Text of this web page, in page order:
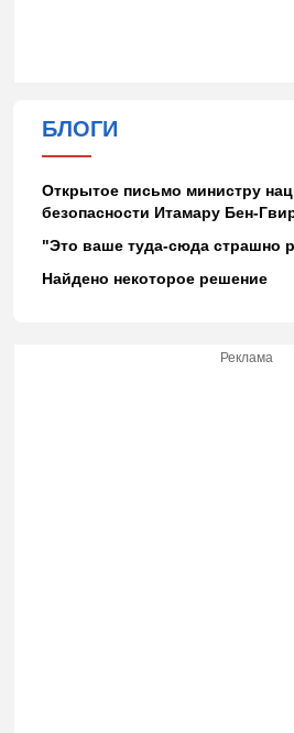
БЛОГИ
Открытое письмо министру
безопасности Итамару Бен-
"Это ваше туда-сюда страшно
Найдено некоторое решение
Реклама